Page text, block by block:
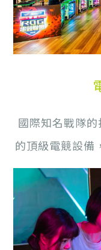
國際知名戰隊
的頂級電競設備